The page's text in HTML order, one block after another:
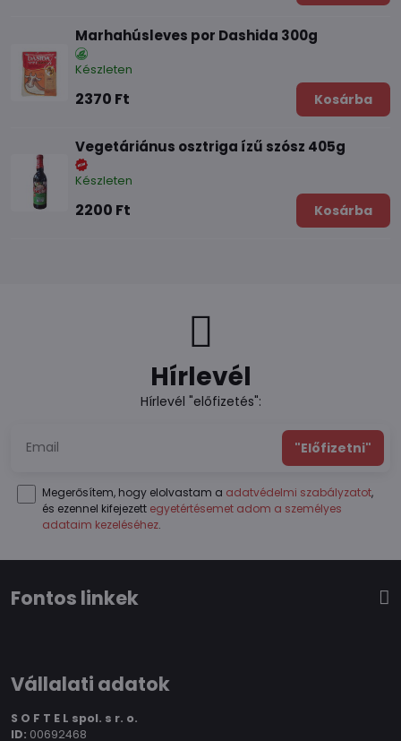
Marhahúsleves por Dashida 300g
Készleten
2370 Ft Kosárba
Vegetáriánus osztriga ízű szósz 405g
Készleten
2200 Ft Kosárba
Hírlevél
Hírlevél "előfizetés":
"Előfizetni"
Megerősítem, hogy elolvastam a adatvédelmi szabályzatot,
és ezennel kifejezett egyetértésemet adom a személyes
adataim kezeléséhez.
Fontos linkek
Vállalati adatok
S O F T E L spol. s r. o.
ID: 00692468